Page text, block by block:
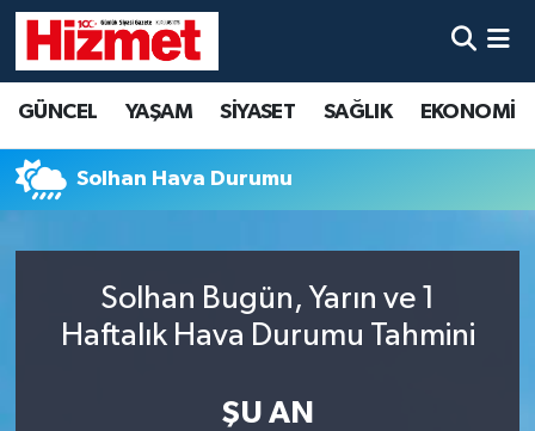
GÜNCEL YAŞAM SİYASET SAĞLIK EKONOMİ
Solhan Hava Durumu
Solhan Bugün, Yarın ve 1
Haftalık Hava Durumu Tahmini
ŞU AN
YAŞAM
SİYASET
EKONOMİ
Denizli Hava Durumu
Denizli Trafik Yoğunluk Haritası
Tüm Manşetler